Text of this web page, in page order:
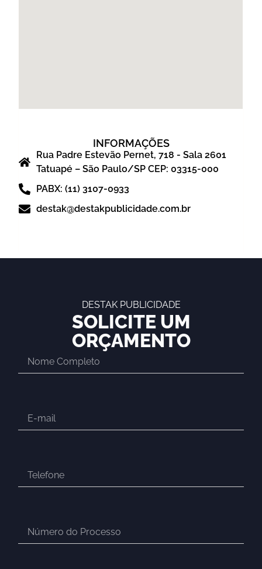
INFORMAÇÕES
Rua Padre Estevão Pernet, 718 - Sala 2601
Tatuapé – São Paulo/SP CEP: 03315-000
PABX: (11) 3107-0933
destak@destakpublicidade.com.br
DESTAK PUBLICIDADE
SOLICITE UM
ORÇAMENTO